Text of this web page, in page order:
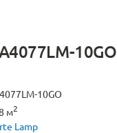
10GO
10GO
м2
Lamp